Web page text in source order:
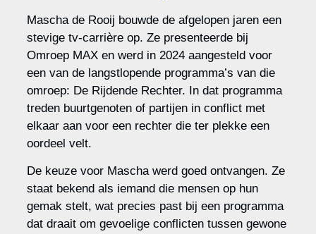
Mascha de Rooij bouwde de afgelopen jaren een
stevige tv-carrière op. Ze presenteerde bij
Omroep MAX en werd in 2024 aangesteld voor
een van de langstlopende programma’s van die
omroep: De Rijdende Rechter. In dat programma
treden buurtgenoten of partijen in conflict met
elkaar aan voor een rechter die ter plekke een
oordeel velt.
De keuze voor Mascha werd goed ontvangen. Ze
staat bekend als iemand die mensen op hun
gemak stelt, wat precies past bij een programma
dat draait om gevoelige conflicten tussen gewone